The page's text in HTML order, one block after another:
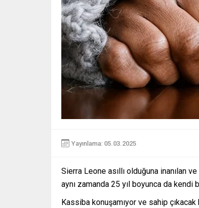
Yayınlama: 05.03.2025
Sierra Leone asıllı olduğuna inanılan
aynı zamanda 25 yıl boyunca da kendi
Kassiba konuşamıyor ve sahip